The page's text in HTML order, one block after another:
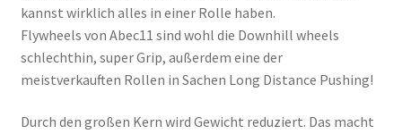
kannst wirklich alles in einer Rolle haben.
Flywheels von Abec11 sind wohl die Downhill wheels
schlechthin, super Grip, außerdem eine der
meistverkauften Rollen in Sachen Long Distance Pushing!
Durch den großen Kern wird Gewicht reduziert. Das macht